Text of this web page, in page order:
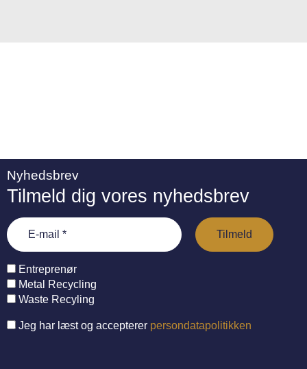
Nyhedsbrev
Tilmeld dig vores nyhedsbrev
Entreprenør
Metal Recycling
Waste Recyling
Jeg har læst og accepterer persondatapolitikken